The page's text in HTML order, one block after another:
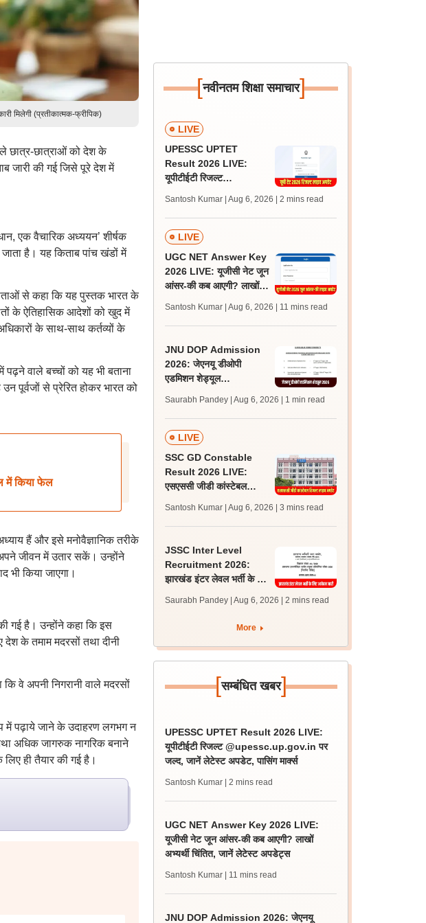
मिलेगी (प्रतीकात्मक-फ्रीपिक)
छात्र-छात्राओं को देश के
जारी की गई जिसे पूरे देश में
एक वैचारिक अध्ययन’ शीर्षक
जाता है। यह किताब पांच खंडों में
से कहा कि यह पुस्तक भारत के
के ऐतिहासिक आदेशों को खुद में
के साथ-साथ कर्तव्यों के
वाले बच्चों को यह भी बताना
पूर्वजों से प्रेरित होकर भारत को
में किया फेल
हैं और इसे मनोवैज्ञानिक तरीके
जीवन में उतार सकें। उन्होंने
किया जाएगा।
गई है। उन्होंने कहा कि इस
के तमाम मदरसों तथा दीनी
कि वे अपनी निगरानी वाले मदरसों
में पढ़ाये जाने के उदाहरण लगभग न
अधिक जागरुक नागरिक बनाने
ही तैयार की गई है।
[नवीनतम शिक्षा समाचार]
LIVE
UPESSC UPTET
Result 2026 LIVE:
यूपीटीईटी रिजल्ट
जल्द, जानें लेटेस्ट अपडेट,
पासिंग मार्क्स
Santosh Kumar | Aug 6, 2026 | 2 mins read
LIVE
UGC NET Answer Key
2026 LIVE: यूजीसी नेट जून
आंसर-की कब आएगी? लाखों
Santosh Kumar | Aug 6, 2026 | 11 mins read
JNU DOP Admission
2026: जेएनयू डीओपी
एडमिशन शेड्यूल
24 अगस्त को जारी होगी मेरिट
लिस्ट
Saurabh Pandey | Aug 6, 2026 | 1 min read
LIVE
SSC GD Constable
Result 2026 LIVE:
एसएससी जीडी कांस्टेबल
लेटेस्ट अपडेट, स्कोरकार्ड लिंक
Santosh Kumar | Aug 6, 2026 | 3 mins read
JSSC Inter Level
Recruitment 2026:
झारखंड इंटर लेवल भर्ती के लिए
Saurabh Pandey | Aug 6, 2026 | 2 mins read
More
[सम्बंधित खबर]
UPESSC UPTET Result 2026 LIVE:
यूपीटीईटी रिजल्ट @upessc.up.gov.in पर
जल्द, जानें लेटेस्ट अपडेट, पासिंग मार्क्स
Santosh Kumar | 2 mins read
UGC NET Answer Key 2026 LIVE:
यूजीसी नेट जून आंसर-की कब आएगी? लाखों
अभ्यर्थी चिंतित, जानें लेटेस्ट अपडेट्स
Santosh Kumar | 11 mins read
JNU DOP Admission 2026: जेएनयू